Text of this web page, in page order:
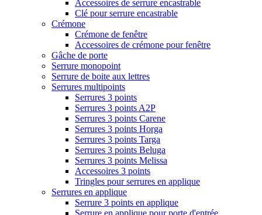
Accessoires de serrure encastrable
Clé pour serrure encastrable
Crémone
Crémone de fenêtre
Accessoires de crémone pour fenêtre
Gâche de porte
Serrure monopoint
Serrure de boite aux lettres
Serrures multipoints
Serrures 3 points
Serrures 3 points A2P
Serrures 3 points Carene
Serrures 3 points Horga
Serrures 3 points Targa
Serrures 3 points Beluga
Serrures 3 points Melissa
Accessoires 3 points
Tringles pour serrures en applique
Serrures en applique
Serrure 3 points en applique
Serrure en applique pour porte d'entrée